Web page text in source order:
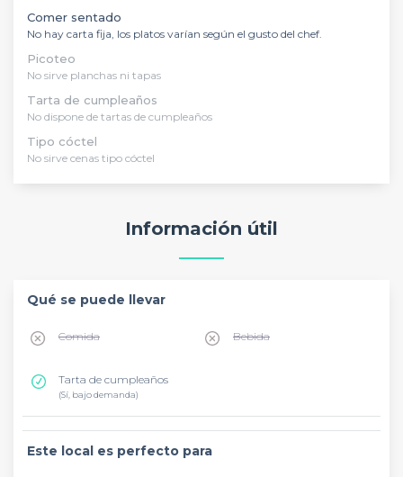
Comer sentado
No hay carta fija, los platos varían según el gusto del chef.
Picoteo
No sirve planchas ni tapas
Tarta de cumpleaños
No dispone de tartas de cumpleaños
Tipo cóctel
No sirve cenas tipo cóctel
Información útil
Qué se puede llevar
Comida Bebida
Tarta de cumpleaños
(Sí, bajo demanda)
Este local es perfecto para